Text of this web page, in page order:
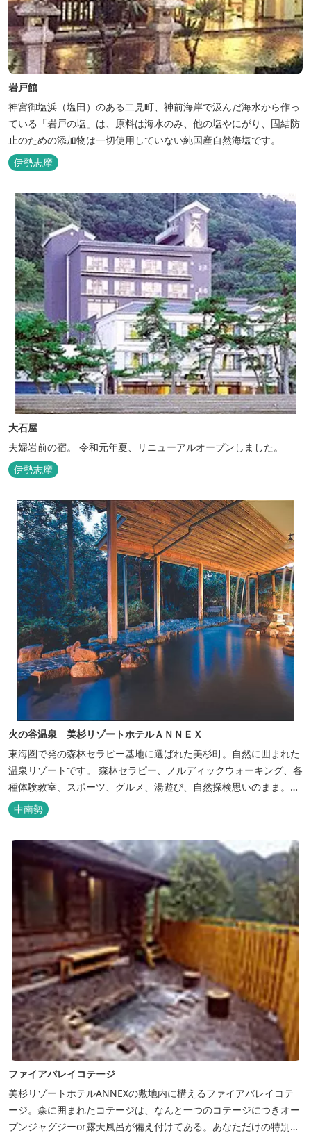
岩戸館
神宮御塩浜（塩田）のある二見町、神前海岸で汲んだ海水から作っ
ている「岩戸の塩」は、原料は海水のみ、他の塩やにがり、固結防
止のための添加物は一切使用していない純国産自然海塩です。
伊勢志摩
大石屋
夫婦岩前の宿。 令和元年夏、リニューアルオープンしました。
伊勢志摩
火の谷温泉 美杉リゾートホテルＡＮＮＥＸ
東海圏で発の森林セラピー基地に選ばれた美杉町。自然に囲まれた
温泉リゾートです。 森林セラピー、ノルディックウォーキング、各
種体験教室、スポーツ、グルメ、湯遊び、自然探検思いのまま。思
いきり遊んだ後は温泉でゆったり、のんびり。お料理は和洋バイキ
ングに豪華会席料理。バイキングでは、毎日餅つき、夏は流しそう
付き客室、露天風呂・ジ...
中南勢
ファイアバレイコテージ
美杉リゾートホテルANNEXの敷地内に構えるファイアバレイコテ
ージ。森に囲まれたコテージは、なんと一つのコテージにつきオー
プンジャグジーor露天風呂が備え付けてある。あなただけの特別な